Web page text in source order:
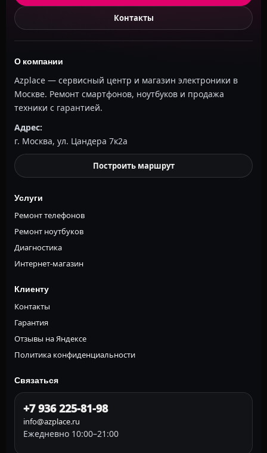
Контакты
О компании
Azplace — сервисный центр и магазин электроники в
Москве. Ремонт смартфонов, ноутбуков и продажа
техники с гарантией.
Адрес:
г. Москва, ул. Цандера 7к2а
Построить маршрут
Услуги
Ремонт телефонов
Ремонт ноутбуков
Диагностика
Интернет-магазин
Клиенту
Контакты
Гарантия
Отзывы на Яндексе
Политика конфиденциальности
Связаться
+7 936 225-81-98
info@azplace.ru
Ежедневно 10:00–21:00